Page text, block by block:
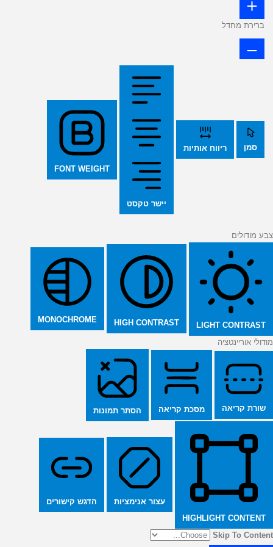
ברירת מחדל
סמן ריווח אותיות
יישר טקסט
FONT WEIGHT
צבע מודולים
LIGHT CONTRAST
HIGH CONTRAST
MONOCHROME
מודולי אוריינטציה
שורת קריאה מסכת קריאה הסתר תמונות
HIGHLIGHT CONTENT
עצור אנימציות הדגש קישורים
Skip To Content